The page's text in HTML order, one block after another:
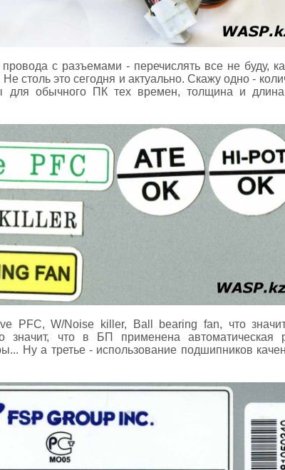
с разъемами - перечислять все не буду,
столь это сегодня и актуально. Скажу одно -
для обычного ПК тех времен, толщина и
PFC, W/Noise killer, Ball bearing fan, что
значит, что в БП применена автоматическая
Ну а третье - использование подшипников